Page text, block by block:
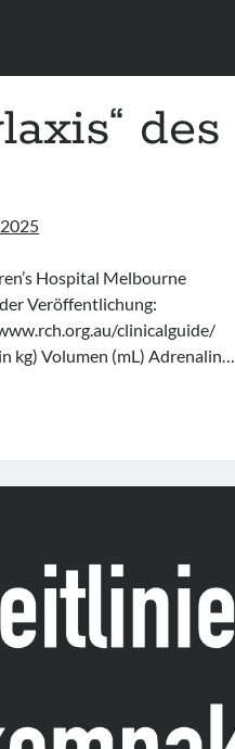
des
Hospital Melbourne
Veröffentlichung:
clinicalguide/
kg) Volumen (mL) Adrenalin…